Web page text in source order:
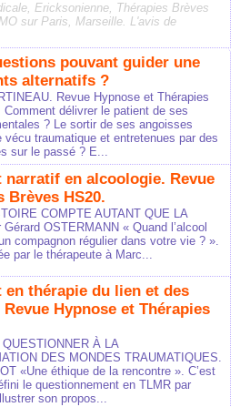
Ericksonienne, Thérapies Brèves
sur Paris, Marseille. L'avis de
pouvant guider une
alternatifs ?
Revue Hypnose et Thérapies
Comment délivrer le patient de ses
? Le sortir de ses angoisses
vécu traumatique et entretenues par des
sur le passé ? E...
narratif en alcoologie. Revue
Brèves HS20.
COMPTE AUTANT QUE LA
OSTERMANN « Quand l’alcool
compagnon régulier dans votre vie ? ».
par le thérapeute à Marc...
en thérapie du lien et des
Hypnose et Thérapies
QUESTIONNER À LA
DES MONDES TRAUMATIQUES.
«Une éthique de la rencontre ». C’est
le questionnement en TLMR par
son propos...